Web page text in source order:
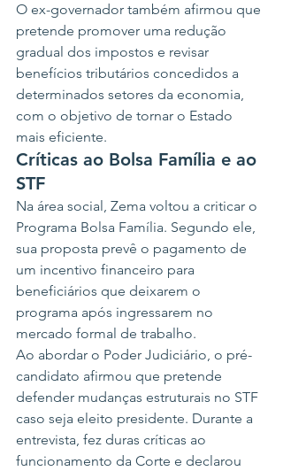
O ex-governador também afirmou que
pretende promover uma redução
gradual dos impostos e revisar
benefícios tributários concedidos a
determinados setores da economia,
com o objetivo de tornar o Estado
mais eficiente.
Críticas ao Bolsa Família e ao
STF
Na área social, Zema voltou a criticar o
Programa Bolsa Família. Segundo ele,
sua proposta prevê o pagamento de
um incentivo financeiro para
beneficiários que deixarem o
programa após ingressarem no
mercado formal de trabalho.
Ao abordar o Poder Judiciário, o pré-
candidato afirmou que pretende
defender mudanças estruturais no STF
caso seja eleito presidente. Durante a
entrevista, fez duras críticas ao
funcionamento da Corte e declarou